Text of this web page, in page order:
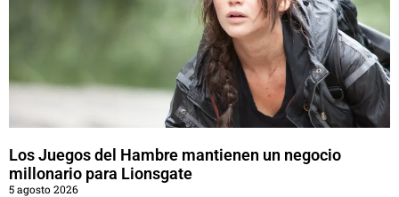
Los Juegos del Hambre mantienen un negocio
millonario para Lionsgate
5 agosto 2026